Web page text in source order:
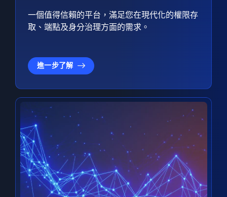
一個值得信賴的平台，滿足您在現代化的權限存
取、端點及身分治理方面的需求。
進一步了解